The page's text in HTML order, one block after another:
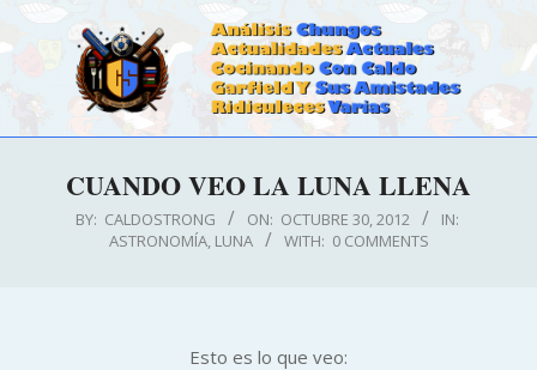
CALDOSTRONG.COM
NavigationCUANDO VEO LA LUNA LLENA
BY: CALDOSTRONG ON: OCTUBRE 30, 2012
IN:
ASTRONOMÍA, LUNA WITH: 0 COMMENTS
Esto es lo que veo: